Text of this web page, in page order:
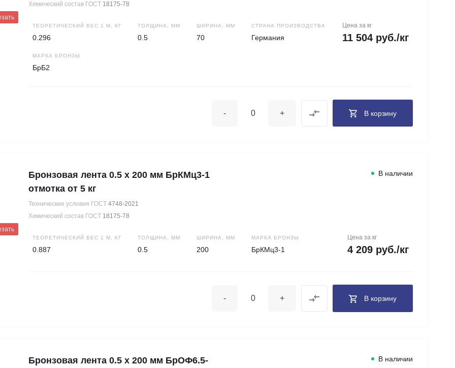
Химический состав ГОСТ 18175-78
ТЕОРЕТИЧЕСКИЙ ВЕС 1 М, КГ
0.296
ТОЛЩИНА, ММ
0.5
ШИРИНА, ММ
70
СТРАНА ПРОИЗВОДСТВА
Германия
МАРКА БРОНЗЫ
БрБ2
Цена за кг
11 504 руб./кг
- + В корзину
Бронзовая лента 0.5 х 200 мм БрКМц3-1
отмотка от 5 кг
Технические условия ГОСТ 4748-2021
Химический состав ГОСТ 18175-78
В наличии
ТЕОРЕТИЧЕСКИЙ ВЕС 1 М, КГ
0.887
ТОЛЩИНА, ММ
0.5
ШИРИНА, ММ
200
МАРКА БРОНЗЫ
БрКМц3-1
Цена за кг
4 209 руб./кг
- + В корзину
Бронзовая лента 0.5 х 200 мм БрОФ6.5-
В наличии